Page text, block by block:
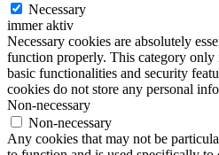
Necessary
immer aktiv
Necessary cookies are absolutely
function properly. This category only
basic functionalities and security
cookies do not store any personal
Non-necessary
Non-necessary
Any cookies that may not be